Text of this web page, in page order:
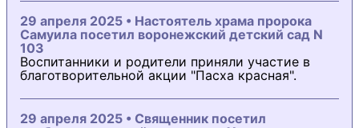
29 апреля 2025 • Настоятель храма пророка
Самуила посетил воронежский детский сад N
103
Воспитанники и родители приняли участие в
благотворительной акции "Пасха красная".
29 апреля 2025 • Священник посетил